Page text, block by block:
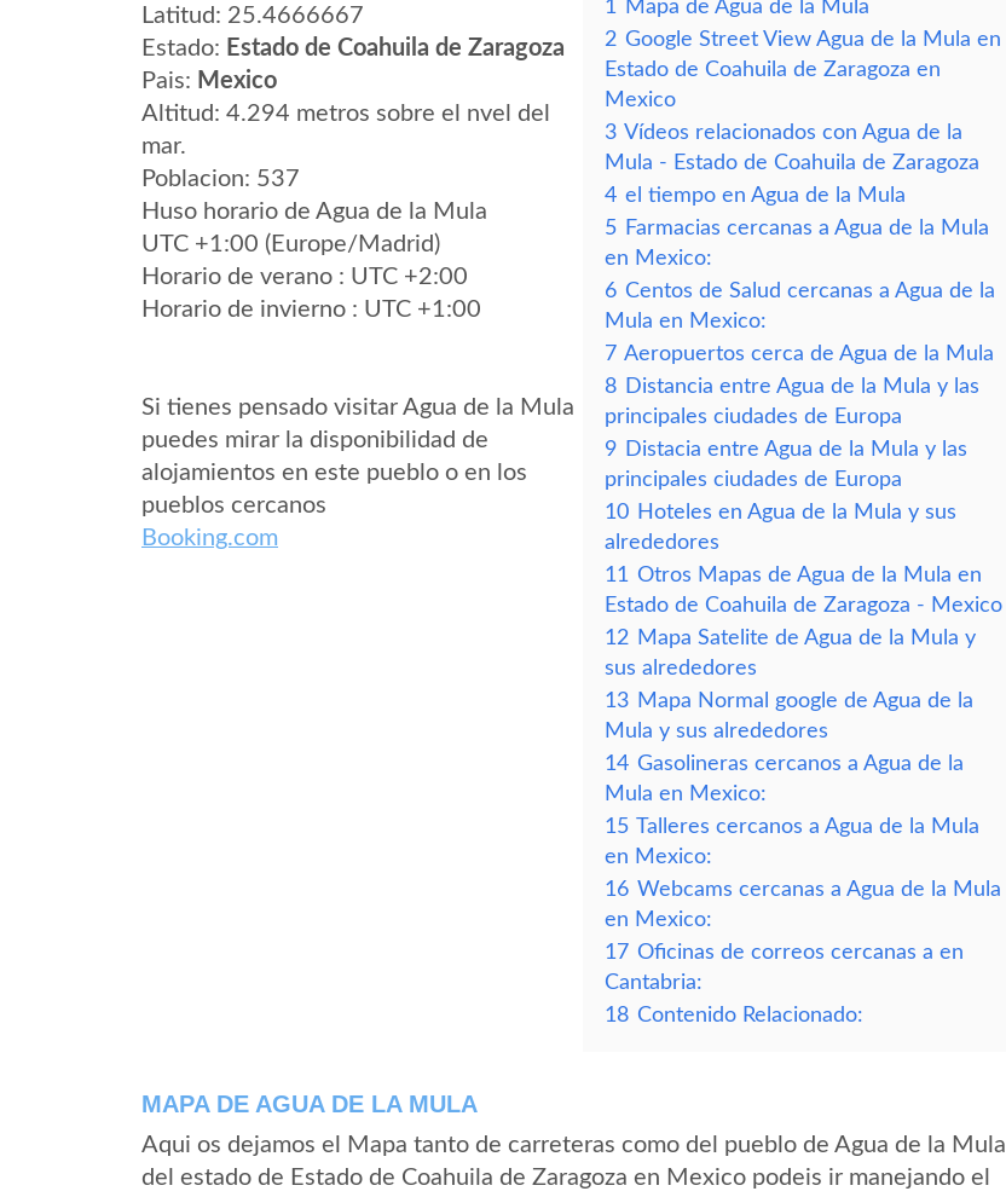
Latitud: 25.4666667
Estado: Estado de Coahuila de Zaragoza
Pais: Mexico
Altitud: 4.294 metros sobre el nvel del
mar.
Poblacion: 537
Huso horario de Agua de la Mula
UTC +1:00 (Europe/Madrid)
Horario de verano : UTC +2:00
Horario de invierno : UTC +1:00
Si tienes pensado visitar Agua de la Mula
puedes mirar la disponibilidad de
alojamientos en este pueblo o en los
pueblos cercanos
Booking.com
1
Mapa de Agua de la Mula
2 Google Street View Agua de la Mula en
Estado de Coahuila de Zaragoza en
Mexico
3 Vídeos relacionados con Agua de la
Mula - Estado de Coahuila de Zaragoza
4 el tiempo en Agua de la Mula
5 Farmacias cercanas a Agua de la Mula
en Mexico:
6 Centos de Salud cercanas a Agua de la
Mula en Mexico:
7 Aeropuertos cerca de Agua de la Mula
8 Distancia entre Agua de la Mula y las
principales ciudades de Europa
9 Distacia entre Agua de la Mula y las
principales ciudades de Europa
10 Hoteles en Agua de la Mula y sus
alrededores
11 Otros Mapas de Agua de la Mula en
Estado de Coahuila de Zaragoza - Mexico
12 Mapa Satelite de Agua de la Mula y
sus alrededores
13 Mapa Normal google de Agua de la
Mula y sus alrededores
14 Gasolineras cercanos a Agua de la
Mula en Mexico:
15 Talleres cercanos a Agua de la Mula
en Mexico:
16 Webcams cercanas a Agua de la Mula
en Mexico:
17 Oficinas de correos cercanas a en
Cantabria:
18 Contenido Relacionado:
MAPA DE AGUA DE LA MULA
Aqui os dejamos el Mapa tanto de carreteras como del pueblo de Agua de la Mula
del estado de Estado de Coahuila de Zaragoza en Mexico podeis ir manejando el